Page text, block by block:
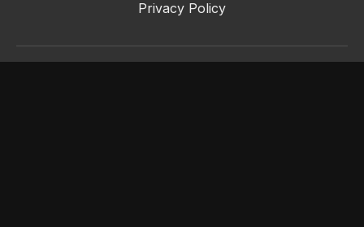
Privacy Policy